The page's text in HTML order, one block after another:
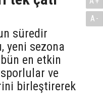
süredir
yeni sezona
en etkin
ve
birleştirerek
A-